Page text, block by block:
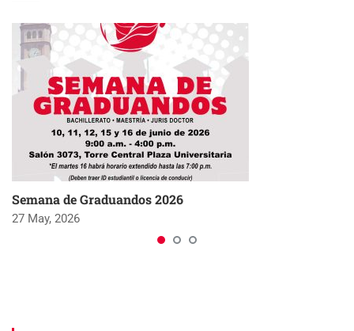
Semana de Graduandos 2026
27 May, 2026